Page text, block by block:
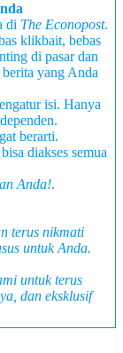
di The Econopost.
klikbait, bebas
di pasar dan
yang Anda
isi. Hanya
berarti.
diakses semua
Anda!.
terus nikmati
untuk Anda.
untuk terus
dan eksklusif